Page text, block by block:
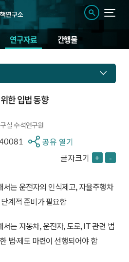
연구자료 간행물
한 입법 동향
실 수석연구원
공유 열기
글자크기 + -
는 운전자의 인식제고, 자율주행차
계적 준비가 필요함
는 자동차, 운전자, 도로, IT 관련 법
법·제도 마련이 선행되어야 함